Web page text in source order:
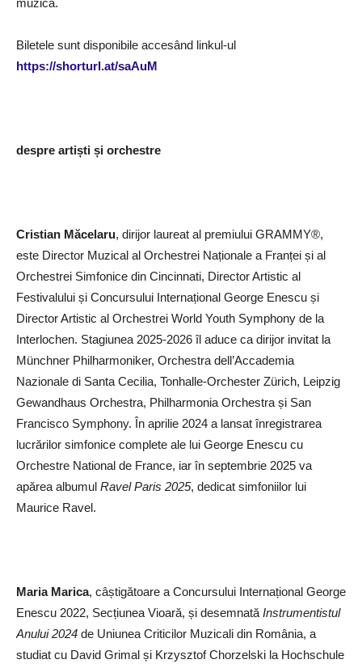
muzică.
Biletele sunt disponibile accesând linkul-ul
https://shorturl.at/saAuM
despre artiști și orchestre
Cristian Măcelaru, dirijor laureat al premiului GRAMMY®,
este Director Muzical al Orchestrei Naționale a Franței și al
Orchestrei Simfonice din Cincinnati, Director Artistic al
Festivalului și Concursului Internațional George Enescu și
Director Artistic al Orchestrei World Youth Symphony de la
Interlochen. Stagiunea 2025-2026 îl aduce ca dirijor invitat la
Münchner Philharmoniker, Orchestra dell’Accademia
Nazionale di Santa Cecilia, Tonhalle-Orchester Zürich, Leipzig
Gewandhaus Orchestra, Philharmonia Orchestra și San
Francisco Symphony. În aprilie 2024 a lansat înregistrarea
lucrărilor simfonice complete ale lui George Enescu cu
Orchestre National de France, iar în septembrie 2025 va
apărea albumul Ravel Paris 2025, dedicat simfoniilor lui
Maurice Ravel.
Maria Marica, câștigătoare a Concursului Internațional George
Enescu 2022, Secțiunea Vioară, și desemnată Instrumentistul
Anului 2024 de Uniunea Criticilor Muzicali din România, a
studiat cu David Grimal și Krzysztof Chorzelski la Hochschule